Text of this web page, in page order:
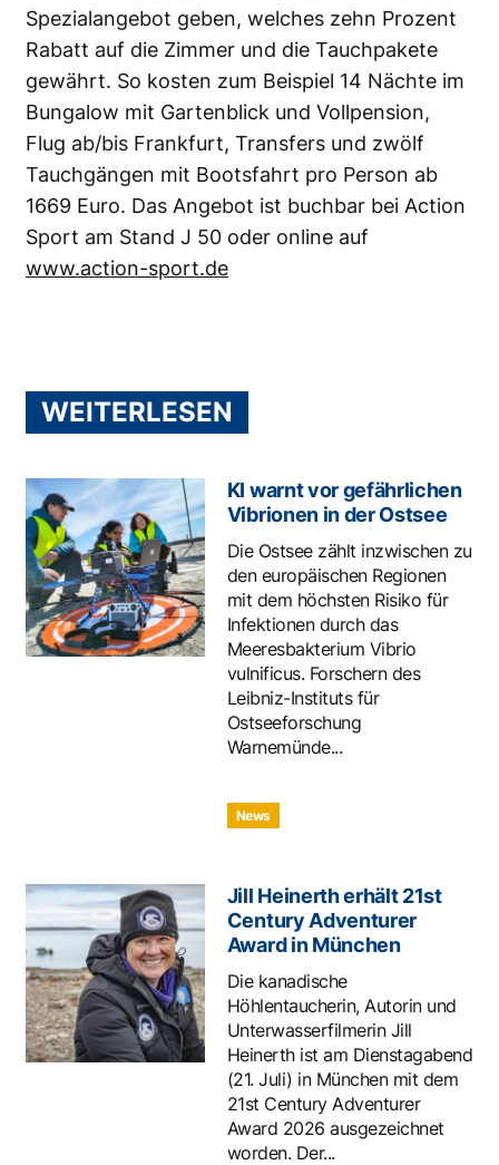
Spezialangebot geben, welches zehn Prozent
Rabatt auf die Zimmer und die Tauchpakete
gewährt. So kosten zum Beispiel 14 Nächte im
Bungalow mit Gartenblick und Vollpension,
Flug ab/bis Frankfurt, Transfers und zwölf
Tauchgängen mit Bootsfahrt pro Person ab
1669 Euro. Das Angebot ist buchbar bei Action
Sport am Stand J 50 oder online auf
www.action-sport.de
WEITERLESEN
KI warnt vor gefährlichen
Vibrionen in der Ostsee
Die Ostsee zählt inzwischen zu
den europäischen Regionen
mit dem höchsten Risiko für
Infektionen durch das
Meeresbakterium Vibrio
vulnificus. Forschern des
Leibniz-Instituts für
Ostseeforschung
Warnemünde...
News
Jill Heinerth erhält 21st
Century Adventurer
Award in München
Die kanadische
Höhlentaucherin, Autorin und
Unterwasserfilmerin Jill
Heinerth ist am Dienstagabend
(21. Juli) in München mit dem
21st Century Adventurer
Award 2026 ausgezeichnet
worden. Der...